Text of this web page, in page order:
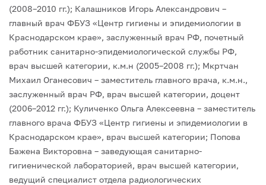
(2008–2010 гг.); Калашников Игорь Александрович –
главный врач ФБУЗ «Центр гигиены и эпидемиологии в
Краснодарском крае», заслуженный врач РФ, почетный
работник санитарно-эпидемиологической службы РФ,
врач высшей категории, к.м.н (2005–2008 гг.); Мкртчан
Михаил Оганесович – заместитель главного врача, к.м.н.,
заслуженный врач РФ, врач высшей категории, доцент
(2006–2012 гг.); Куличенко Ольга Алексеевна – заместитель
главного врача ФБУЗ «Центр гигиены и эпидемиологии в
Краснодарском крае», врач высшей категории; Попова
Бажена Викторовна – заведующая санитарно-
гигиенической лабораторией, врач высшей категории,
ведущий специалист отдела радиологических